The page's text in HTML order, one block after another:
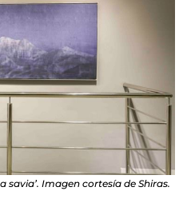
savia’. Imagen cortesía de Shiras.